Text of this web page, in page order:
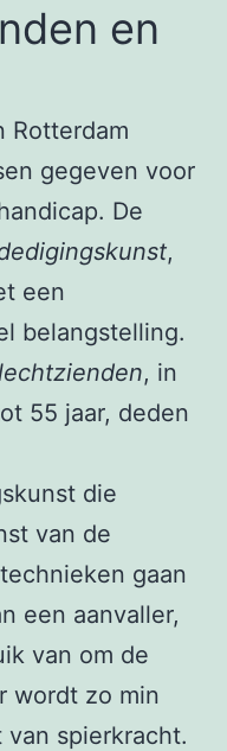
en
Rotterdam
gegeven voor
De
,
een
belangstelling.
, in
55 jaar, deden
die
van de
gaan
een aanvaller,
van om de
wordt zo min
spierkracht.